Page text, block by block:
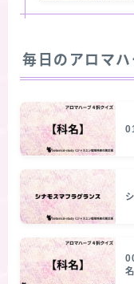
毎日のアロマ
名